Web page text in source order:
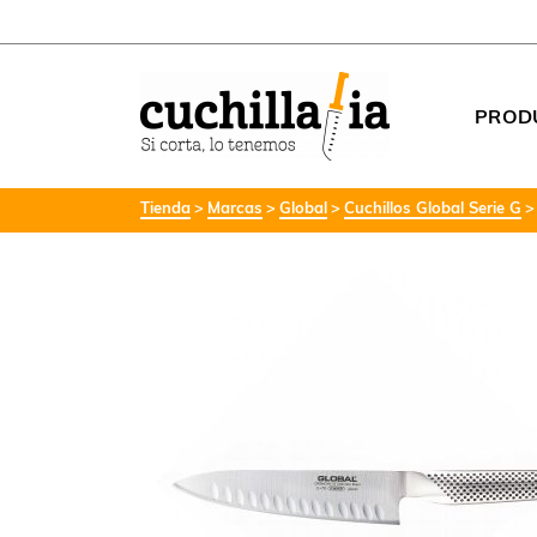
Tienda Marcas Global Cuchillos Global Serie G